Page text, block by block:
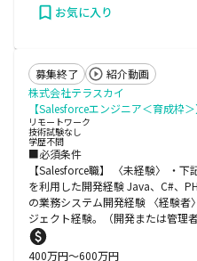
お気に入り
募集終了
紹介動画
株式会社テラスカイ
【Salesforceエンジニア＜育成枠＞
リモートワーク
技術試験なし
学歴不問
■必須条件
【Salesforce職】 〈未経験〉 ・
を利用した開発経験 Java、C#、
の業務システム開発経験 〈経験者
ジェクト経験。（開発または管理
400万円〜600万円